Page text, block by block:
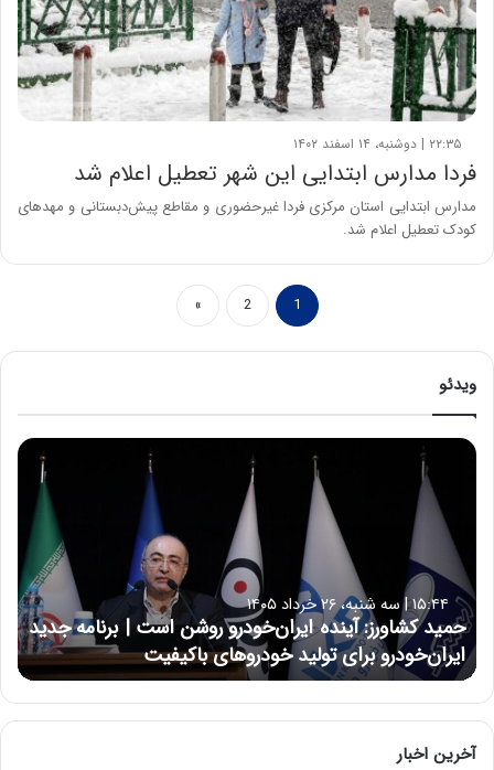
۲۲:۳۵ | دوشنبه، ۱۴ اسفند ۱۴۰۲
فردا مدارس ابتدایی این شهر تعطیل اعلام شد
مدارس ابتدایی استان مرکزی فردا غیرحضوری و مقاطع پیش‌دبستانی و مهدهای
کودک تعطیل اعلام شد.
1
2
»
ویدئو
ح
ش
ا
و
ر
ز
:
آ
ی
ن
۱۵:۴۴ | سه شنبه، ۲۶ خرداد ۱۴۰۵
حمید کشاورز: آینده ایران‌خودرو روشن است | برنامه جدید
ایران‌خودرو برای تولید خودروهای باکیفیت
آخرین اخبار